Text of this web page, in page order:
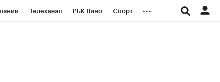
Телеканал РБК Вино Спорт ...